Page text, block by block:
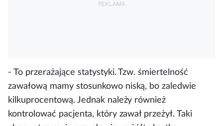
- To przerażające statystyki. Tzw. śmiertelność
zawałową mamy stosunkowo niską, bo zaledwie
kilkuprocentową. Jednak należy również
kontrolować pacjenta, który zawał przeżył. Taki